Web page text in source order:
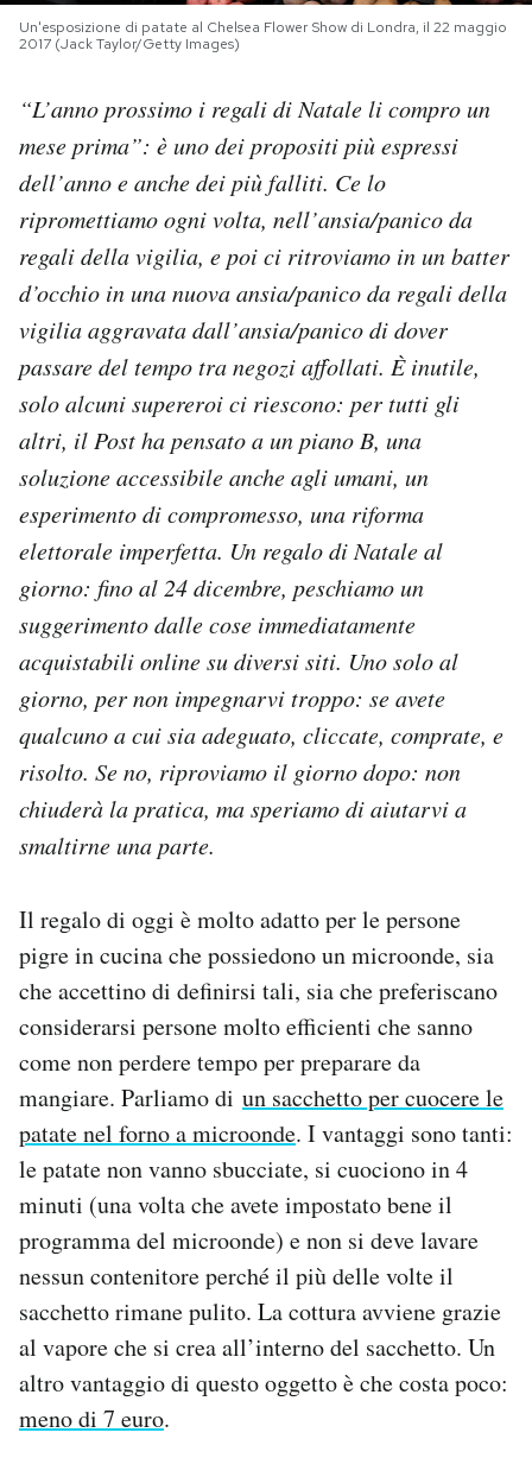
NEWSLETTER
CALENDARIO
AREA PERSONALE
Area Personale
Newsletter
Notifiche mobile
Regala il Post
Esci
Un'esposizione di patate al Chelsea Flower Show di Londra, il 22 maggio
2017 (Jack Taylor/Getty Images)
“L’anno prossimo i regali di Natale li compro un
mese prima”: è uno dei propositi più espressi
dell’anno e anche dei più falliti. Ce lo
ripromettiamo ogni volta, nell’ansia/panico da
regali della vigilia, e poi ci ritroviamo in un batter
d’occhio in una nuova ansia/panico da regali della
vigilia aggravata dall’ansia/panico di dover
passare del tempo tra negozi affollati. È inutile,
solo alcuni supereroi ci riescono: per tutti gli
altri, il Post ha pensato a un piano B, una
soluzione accessibile anche agli umani, un
esperimento di compromesso, una riforma
elettorale imperfetta. Un regalo di Natale al
giorno: fino al 24 dicembre, peschiamo un
suggerimento dalle cose immediatamente
acquistabili online su diversi siti. Uno solo al
giorno, per non impegnarvi troppo: se avete
qualcuno a cui sia adeguato, cliccate, comprate, e
risolto. Se no, riproviamo il giorno dopo: non
chiuderà la pratica, ma speriamo di aiutarvi a
smaltirne una parte.
Il regalo di oggi è molto adatto per le persone
pigre in cucina che possiedono un microonde, sia
che accettino di definirsi tali, sia che preferiscano
considerarsi persone molto efficienti che sanno
come non perdere tempo per preparare da
mangiare. Parliamo di un sacchetto per cuocere le
patate nel forno a microonde. I vantaggi sono tanti:
le patate non vanno sbucciate, si cuociono in 4
minuti (una volta che avete impostato bene il
programma del microonde) e non si deve lavare
nessun contenitore perché il più delle volte il
sacchetto rimane pulito. La cottura avviene grazie
al vapore che si crea all’interno del sacchetto. Un
altro vantaggio di questo oggetto è che costa poco:
meno di 7 euro.